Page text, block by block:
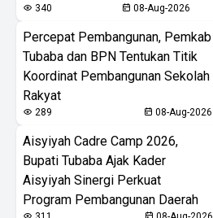
340 08-Aug-2026
Percepat Pembangunan, Pemkab
Tubaba dan BPN Tentukan Titik
Koordinat Pembangunan Sekolah
Rakyat
289 08-Aug-2026
Aisyiyah Cadre Camp 2026,
Bupati Tubaba Ajak Kader
Aisyiyah Sinergi Perkuat
Program Pembangunan Daerah